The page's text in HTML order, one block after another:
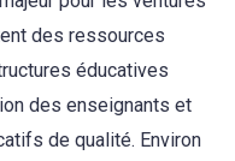
des ressources
éducatives
des enseignants et
de qualité. Environ